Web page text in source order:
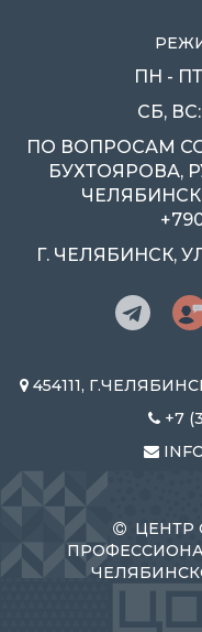
ПН -
СБ,
ПО ВОПРОСАМ
БУХТОЯРОВА,
Г. ЧЕЛЯБИНСК,
454111,
+7
ЦЕНТР